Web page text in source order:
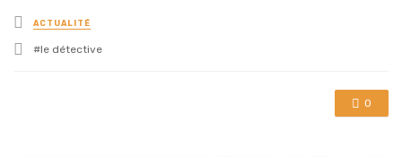
Posted
in
ACTUALITÉ
Tagged
le détective
0